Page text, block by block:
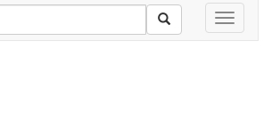
Toggle